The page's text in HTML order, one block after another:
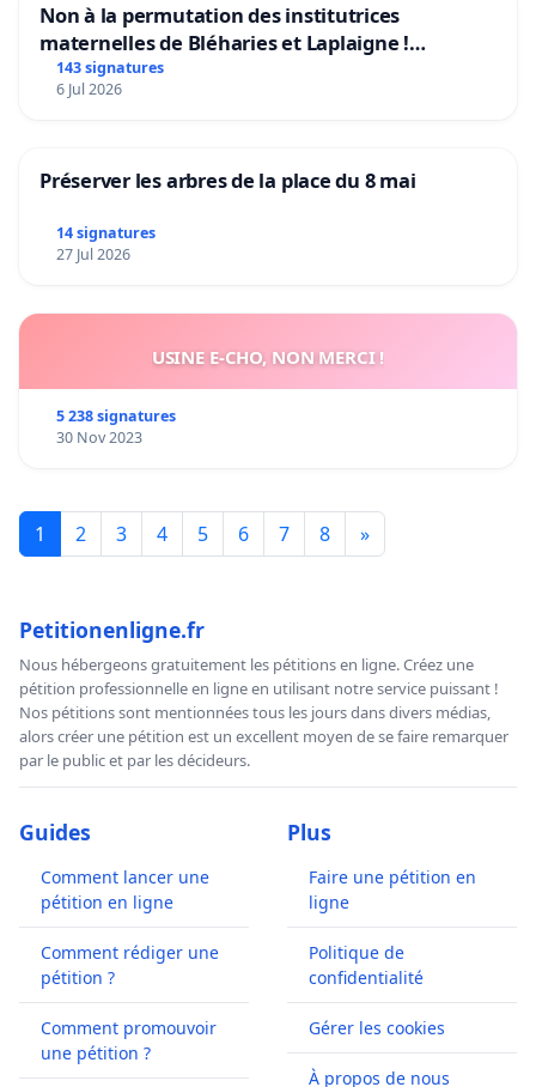
Non à la permutation des institutrices
maternelles de Bléharies et Laplaigne !
Préservons la stabilité de nos enfants.
143 signatures
6 Jul 2026
Préserver les arbres de la place du 8 mai
14 signatures
27 Jul 2026
USINE E-CHO, NON MERCI !
5 238 signatures
30 Nov 2023
1 2 3 4 5 6 7 8 »
Petitionenligne.fr
Nous hébergeons gratuitement les pétitions en ligne. Créez une
pétition professionnelle en ligne en utilisant notre service puissant !
Nos pétitions sont mentionnées tous les jours dans divers médias,
alors créer une pétition est un excellent moyen de se faire remarquer
par le public et par les décideurs.
Guides
Comment lancer une
pétition en ligne
Comment rédiger une
pétition ?
Comment promouvoir
une pétition ?
Plus
Faire une pétition en
ligne
Politique de
confidentialité
Gérer les cookies
À propos de nous